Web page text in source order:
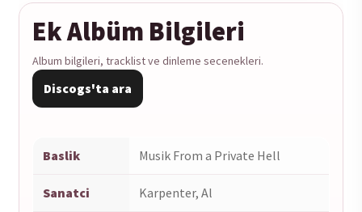
Ek Albüm Bilgileri
Album bilgileri, tracklist ve dinleme secenekleri.
Discogs'ta ara
Baslik Musik From a Private Hell
Sanatci Karpenter, Al